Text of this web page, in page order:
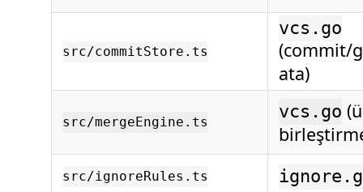
src/commitStore.ts
vcs.go
(commit/
ata)
src/mergeEngine.ts
vcs.go
src/ignoreRules.ts